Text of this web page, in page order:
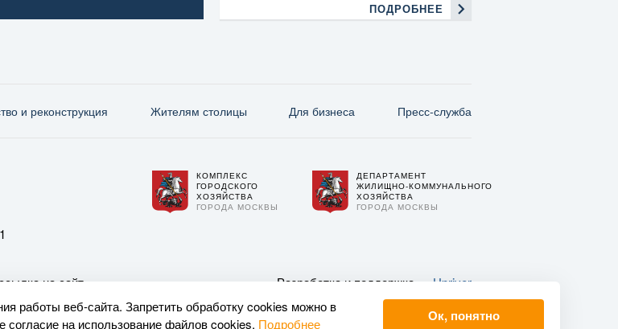
ПОДРОБНЕЕ
и реконструкция Жителям столицы Для бизнеса Пресс-служба
КОМПЛЕКС
ГОРОДСКОГО
ХОЗЯЙСТВА
ГОРОДА МОСКВЫ
ДЕПАРТАМЕНТ
ЖИЛИЩНО-КОММУНАЛЬНОГО
ХОЗЯЙСТВА
ГОРОДА МОСКВЫ
на сайт
Разработка и поддержка — Upriver
работы веб-сайта. Запретить обработку cookies можно в
согласие на использование файлов cookies. Подробнее Ок, понятно